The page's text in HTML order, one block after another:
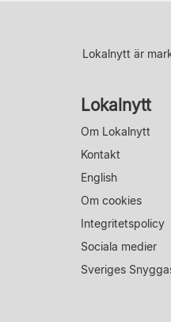
Lokalnytt är
Lokalnytt
Om Lokalnytt
Kontakt
English
Om cookies
Integritetspolicy
Sociala medier
Sveriges